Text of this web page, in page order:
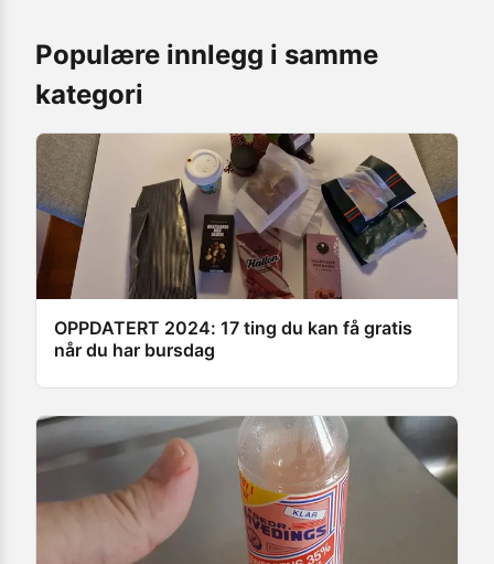
Populære innlegg i samme
kategori
OPPDATERT 2024: 17 ting du kan få gratis
når du har bursdag